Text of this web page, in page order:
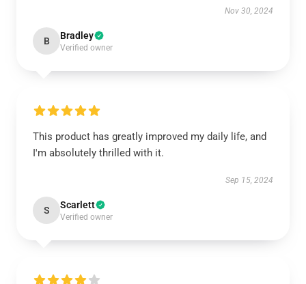
Nov 30, 2024
B Bradley
Verified owner
This product has greatly improved my daily life, and
I'm absolutely thrilled with it.
Sep 15, 2024
S Scarlett
Verified owner